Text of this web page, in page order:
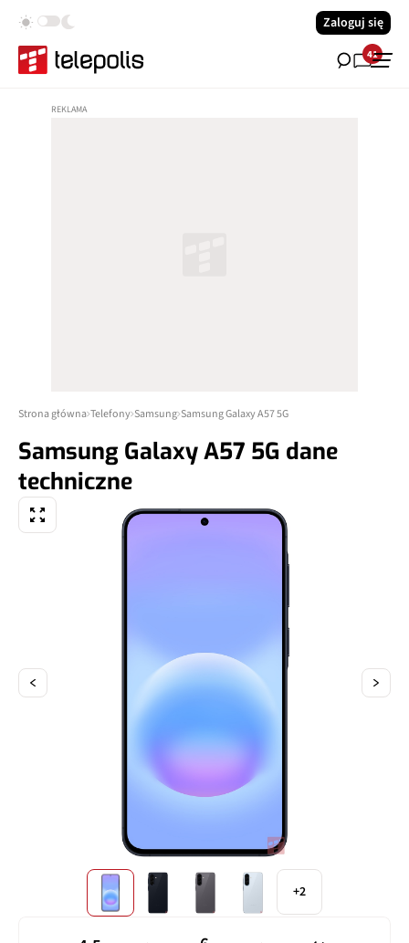
Zaloguj się
41
Strona główna Telefony Samsung Samsung Galaxy A57 5G
Samsung Galaxy A57 5G dane
techniczne
+2